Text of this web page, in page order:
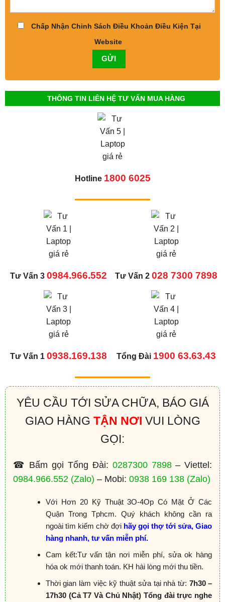
Chấp Nhận Chinh Sách Điều Khoản Điều Kiện Tại
Website
THÔNG TIN LIÊN HỆ TƯ VẤN MUA HÀNG
Hotline 1800 6025
Tư Vấn 3 0984.966.552 Tư Vấn 2 028 7300 7898
Tư Vấn 1 0938.169.138 Tổng Đài 1900 63.63.43
YÊU CẦU TỚI SỬA CHỮA, BÁO GIÁ
GIAO HÀNG TẬN NƠI VUI LÒNG
GỌI:
☎ Bấm gọi Tổng Đài: 0287300 7898– Viettel:
0984.966.552 (Zalo) – Mobi: 0938 169 138 (Zalo)
Với Hơn 20 Kỹ Thuật 3O-4Op Có Mặt Ở Các
Quận Trong Tphcm. Quý khách không cần ra
ngoài tìm kiếm chờ đợi hãy gọi thợ tới sửa, Giao
hàng nhanh, tư vấn miễn phí.
Cam kết:Tư vấn tận nơi miễn phí, sửa ok hàng
hóa ok mới thanh toán. KH hài lòng mới thu tiền.
Thời gian làm việc kỹ thuật sửa tại nhà từ: 7h30 –
17h30 (Cả T7 Và Chủ Nhật) Tổng đài trực nghe